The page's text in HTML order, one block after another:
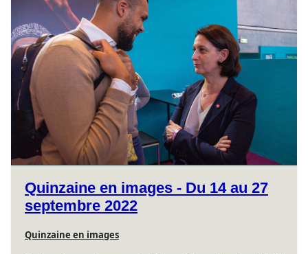
Quinzaine en images - Du 14 au 27
septembre 2022
Quinzaine en images